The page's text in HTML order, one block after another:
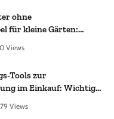
ohne
für kleine Gärten:
bis 500 m² wirklich
Views
Tools zur
im Einkauf: Wichtige
Sie achten sollten
79 Views